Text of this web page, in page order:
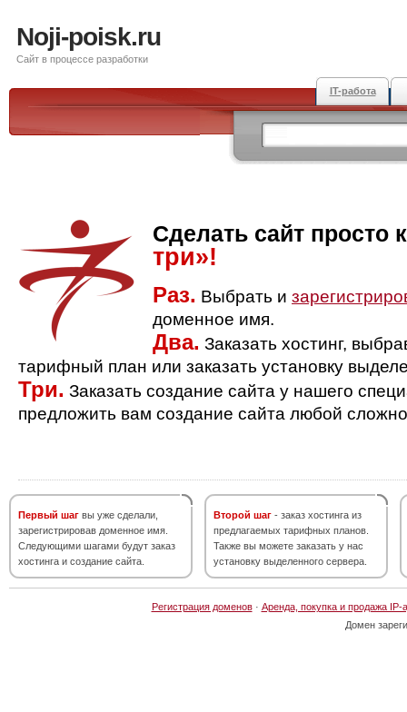
Noji-poisk.ru
Сайт в процессе разработки
IT-работа
Сделать сайт просто
три»!
Раз. Выбрать и
доменное имя.
Два. Заказать хостинг,
тарифный план или заказать установку
Три. Заказать создание сайта у нашего
предложить вам создание сайта любой
Первый шаг вы уже сделали,
зарегистрировав доменное имя.
Следующими шагами будут заказ
хостинга и создание сайта.
Второй шаг - заказ хостинга из
предлагаемых тарифных планов.
Также вы можете заказать у нас
установку выделенного сервера.
Регистрация доменов· Аренда, покупка и продажа IP-
Домен